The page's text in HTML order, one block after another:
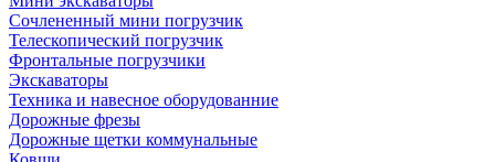
Сочлененный мини погрузчик
Телескопический погрузчик
Фронтальные погрузчики
Экскаваторы
Техника и навесное оборудованние
Дорожные фрезы
Дорожные щетки коммунальные